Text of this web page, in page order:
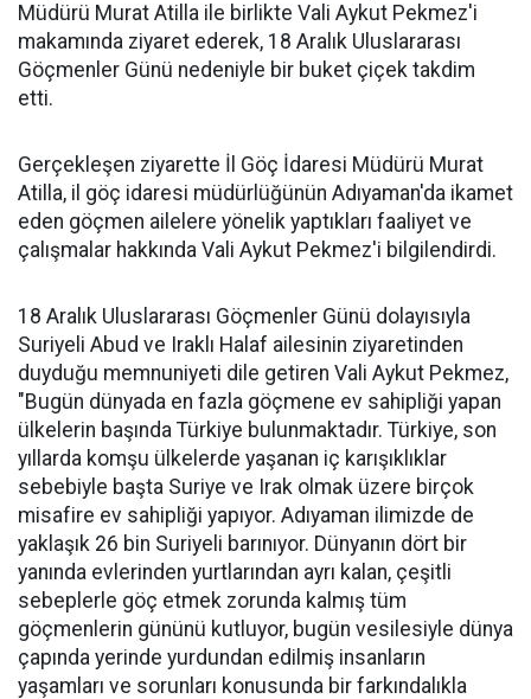
Müdürü Murat Atilla ile birlikte Vali Aykut Pekmez'i
makamında ziyaret ederek, 18 Aralık Uluslararası
Göçmenler Günü nedeniyle bir buket çiçek takdim
etti.
Gerçekleşen ziyarette İl Göç İdaresi Müdürü Murat
Atilla, il göç idaresi müdürlüğünün Adıyaman'da ikamet
eden göçmen ailelere yönelik yaptıkları faaliyet ve
çalışmalar hakkında Vali Aykut Pekmez'i bilgilendirdi.
18 Aralık Uluslararası Göçmenler Günü dolayısıyla
Suriyeli Abud ve Iraklı Halaf ailesinin ziyaretinden
duyduğu memnuniyeti dile getiren Vali Aykut Pekmez,
"Bugün dünyada en fazla göçmene ev sahipliği yapan
ülkelerin başında Türkiye bulunmaktadır. Türkiye, son
yıllarda komşu ülkelerde yaşanan iç karışıklıklar
sebebiyle başta Suriye ve Irak olmak üzere birçok
misafire ev sahipliği yapıyor. Adıyaman ilimizde de
yaklaşık 26 bin Suriyeli barınıyor. Dünyanın dört bir
yanında evlerinden yurtlarından ayrı kalan, çeşitli
sebeplerle göç etmek zorunda kalmış tüm
göçmenlerin gününü kutluyor, bugün vesilesiyle dünya
çapında yerinde yurdundan edilmiş insanların
yaşamları ve sorunları konusunda bir farkındalıkla